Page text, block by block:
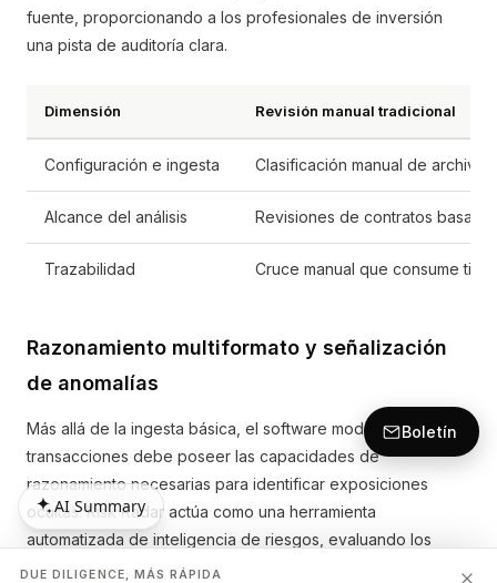
fuente, proporcionando a los profesionales de inversión
una pista de auditoría clara.
Dimensión Revisión manual tradicional
Configuración e ingesta Clasificación manual de
Alcance del análisis Revisiones de contratos
Trazabilidad Cruce manual que consume
Razonamiento multiformato y señalización
de anomalías
Más allá de la ingesta básica, el software moderno de
transacciones debe poseer las capacidades de
razonamiento necesarias para identificar exposiciones
ocultas. Risk Radar actúa como una herramienta
automatizada de inteligencia de riesgos, evaluando los
hallazgos en función de la exposición financiera, la
DUE DILIGENCE, MÁS RÁPIDA
AI Summary
AI Summary
Boletín